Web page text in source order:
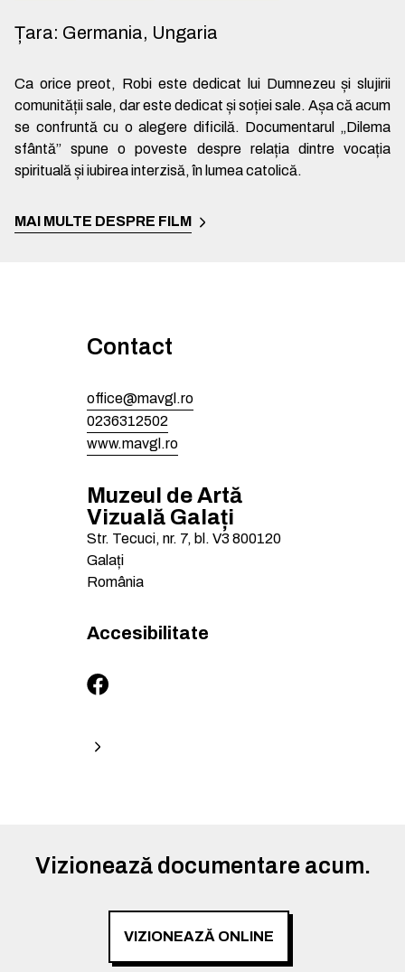
Țara: Germania, Ungaria
Ca orice preot, Robi este dedicat lui Dumnezeu și slujirii
comunității sale, dar este dedicat și soției sale. Așa că acum
se confruntă cu o alegere dificilă. Documentarul „Dilema
sfântă” spune o poveste despre relația dintre vocația
spirituală și iubirea interzisă, în lumea catolică.
MAI MULTE DESPRE FILM
Contact
office@mavgl.ro
0236312502
www.mavgl.ro
Muzeul de Artă
Vizuală Galați
Str. Tecuci, nr. 7, bl. V3 800120
Galați
România
Accesibilitate
Vizionează documentare acum.
VIZIONEAZĂ ONLINE